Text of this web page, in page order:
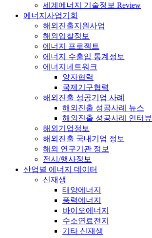
세계에너지 기술정보 Review
에너지사업기회
해외진출지원사업
해외입찰정보
에너지 프로젝트
에너지 수출입 통계정보
에너지네트워크
양자협력
국제기구협력
해외진출 성공기업 사례
해외진출 성공사례 뉴스
해외진출 성공사례 인터뷰
해외기업정보
해외진출 국내기업 정보
해외 연구기관 정보
전시/행사정보
산업별 에너지 데이터
신재생
태양에너지
풍력에너지
바이오에너지
수소연료전지
기타 신재생